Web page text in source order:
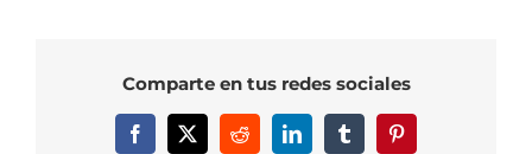
Ruiz
e
Iván
Comparte en tus redes sociales
Facebook
X RedditLinkedInTumblrPinterest